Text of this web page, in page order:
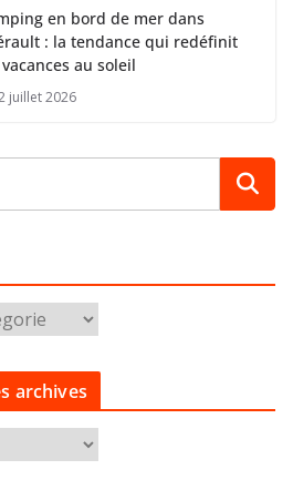
en bord de mer dans
: la tendance qui redéfinit
au soleil
juillet 2026
archives